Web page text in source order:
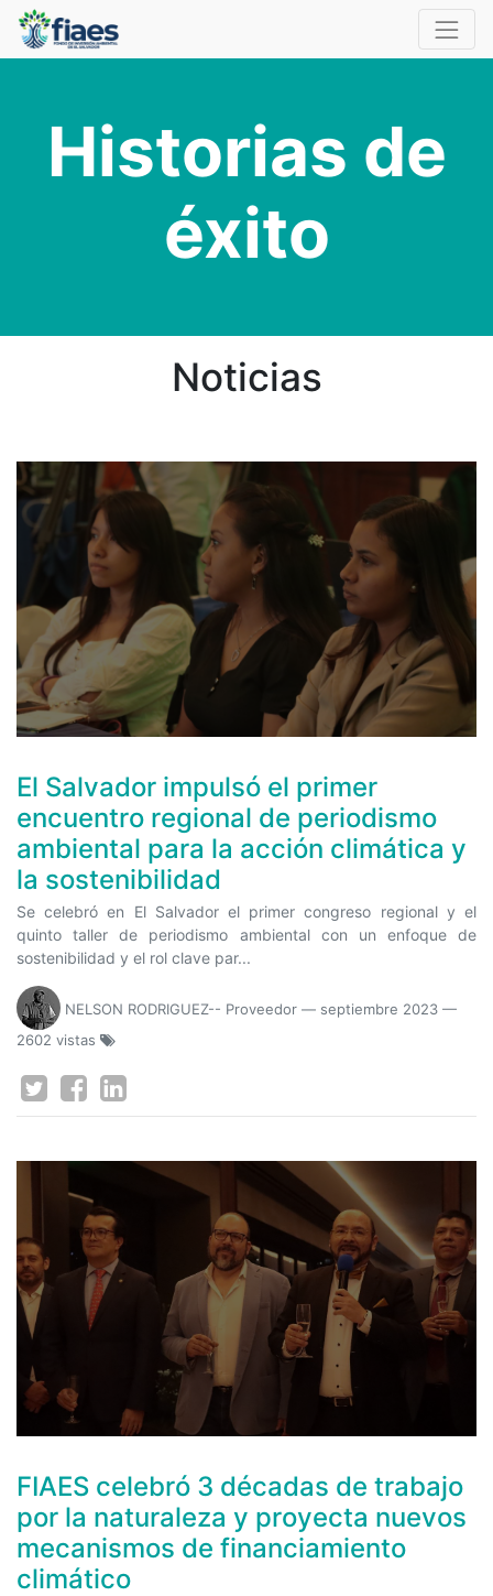
Historias de
éxito
Noticias
El Salvador impulsó el primer
encuentro regional de periodismo
ambiental para la acción climática y
la sostenibilidad
Se celebró en El Salvador el primer congreso regional y el
quinto taller de periodismo ambiental con un enfoque de
sostenibilidad y el rol clave par...
NELSON RODRIGUEZ-- Proveedor — septiembre 2023 —
2602 vistas
FIAES celebró 3 décadas de trabajo
por la naturaleza y proyecta nuevos
mecanismos de financiamiento
climático